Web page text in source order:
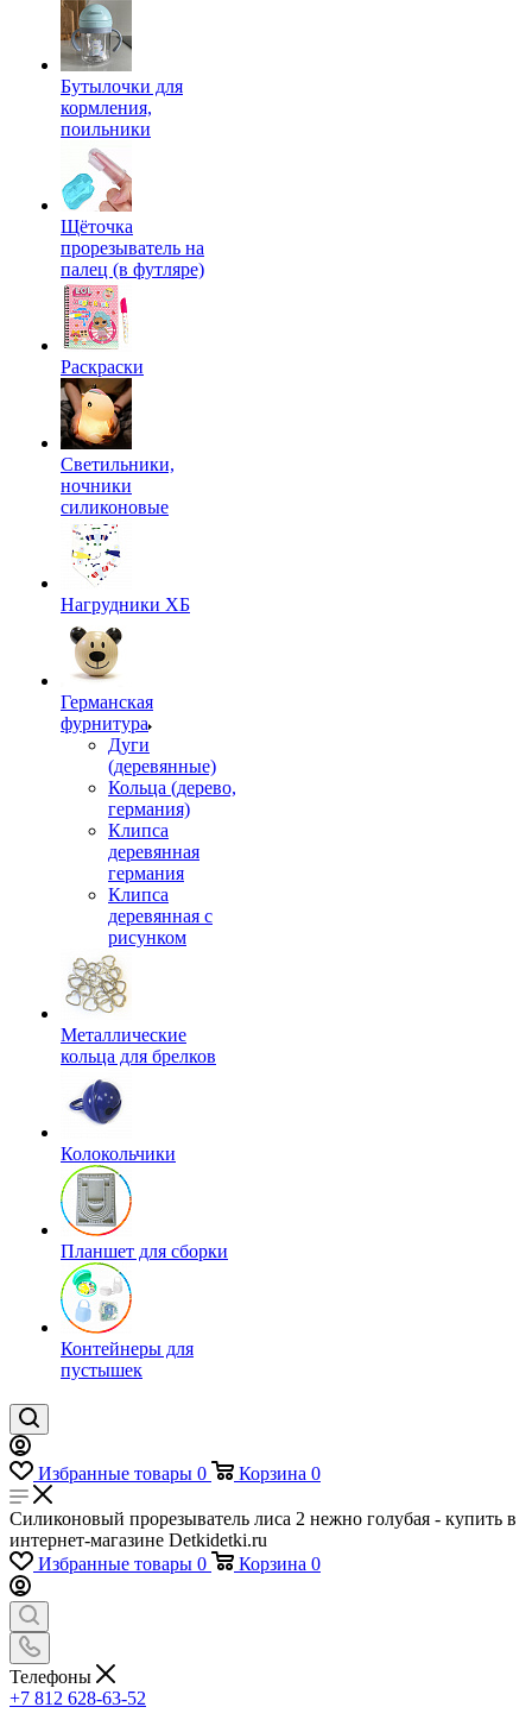
Бутылочки для
кормления,
поильники
Щёточка
прорезыватель на
палец (в футляре)
Раскраски
Светильники,
ночники
силиконовые
Нагрудники ХБ
Германская
фурнитура
Дуги
(деревянные)
Кольца (дерево,
германия)
Клипса
деревянная
германия
Клипса
деревянная с
рисунком
Металлические
кольца для брелков
Колокольчики
Планшет для сборки
Контейнеры для
пустышек
Избранные товары 0 Корзина 0
Силиконовый прорезыватель лиса 2 нежно голубая - купить в
интернет-магазине Detkidetki.ru
Избранные товары 0 Корзина 0
Телефоны
+7 812 628-63-52